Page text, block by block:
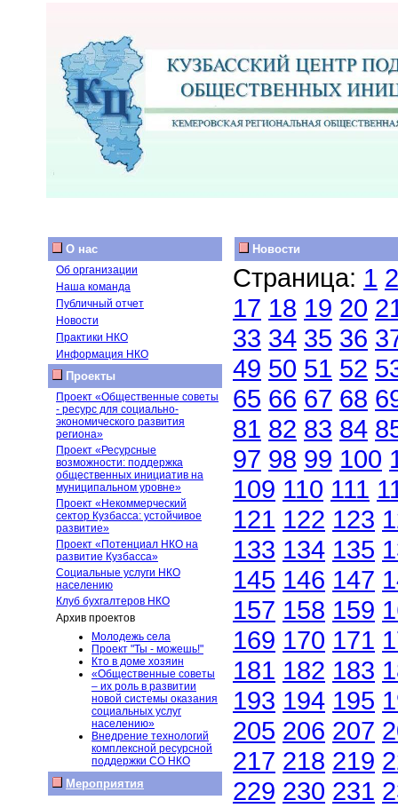
О нас
Об организации
Наша команда
Публичный отчет
Новости
Практики НКО
Информация НКО
Проекты
Проект «Общественные советы
- ресурс для социально-
экономического развития
региона»
Проект «Ресурсные
возможности: поддержка
общественных инициатив на
муниципальном уровне»
Проект «Некоммерческий
сектор Кузбасса: устойчивое
развитие»
Проект «Потенциал НКО на
развитие Кузбасса»
Социальные услуги НКО
населению
Клуб бухгалтеров НКО
Архив проектов
Молодежь села
Проект "Ты - можешь!"
Кто в доме хозяин
«Общественные советы
– их роль в развитии
новой системы оказания
социальных услуг
населению»
Внедрение технологий
комплексной ресурсной
поддержки СО НКО
Мероприятия
Новости
Страница: 1 2
17 18 19 20
33 34 35 36
49 50 51 52
65 66 67 68
81 82 83 84
97 98 99 100
109 110 111
121 122 123
133 134 135
145 146 147
157 158 159
169 170 171
181 182 183
193 194 195
205 206 207
217 218 219
229 230 231